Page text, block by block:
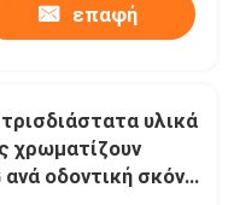
επαφή
υλικά
χρωματίζουν
ανά οδοντική σκόνη